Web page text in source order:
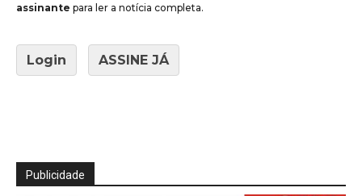
assinante para ler a notícia completa.
Login ASSINE JÁ
Publicidade